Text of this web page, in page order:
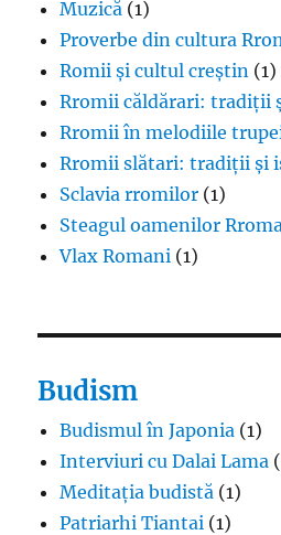
Muzică (1)
Proverbe din cultura
Romii și cultul creștin (1)
Rromii căldărari: tradiții
Rromii în melodiile
Rromii slătari: tradiții și
Sclavia rromilor (1)
Steagul oamenilor Rroma
Vlax Romani (1)
Budism
Budismul în Japonia (1)
Interviuri cu Dalai Lama
Meditația budistă (1)
Patriarhi Tiantai (1)